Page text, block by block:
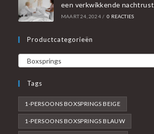
een verkwikkende nachtrust
MAART 24, 2024 / 0 REACTIES
Productcategorieën
Boxsprings
Tags
1-PERSOONS BOXSPRINGS BEIGE
1-PERSOONS BOXSPRINGS BLAUW